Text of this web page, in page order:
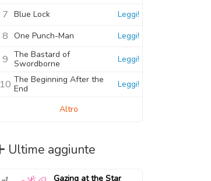
7 Blue Lock Leggi!
8 One Punch-Man Leggi!
9 The Bastard of
Swordborne
Leggi!
10 The Beginning After the
End
Leggi!
Altro
Ultime aggiunte
Gazing at the Star